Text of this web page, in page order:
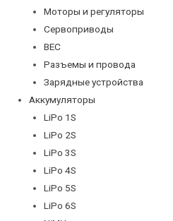
Моторы и регуляторы
Сервоприводы
BEC
Разъемы и провода
Зарядные устройства
Аккумуляторы
LiPo 1S
LiPo 2S
LiPo 3S
LiPo 4S
LiPo 5S
LiPo 6S